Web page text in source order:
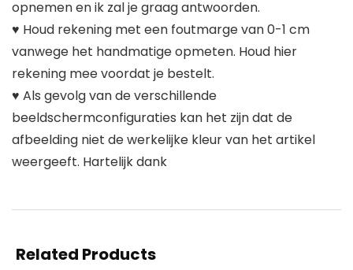
opnemen en ik zal je graag antwoorden.
♥ Houd rekening met een foutmarge van 0-1 cm
vanwege het handmatige opmeten. Houd hier
rekening mee voordat je bestelt.
♥ Als gevolg van de verschillende
beeldschermconfiguraties kan het zijn dat de
afbeelding niet de werkelijke kleur van het artikel
weergeeft. Hartelijk dank
Related Products